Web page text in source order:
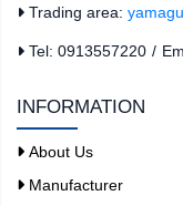
Trading area:
Tel: 0913557220 /
INFORMATION
About Us
Manufacturer